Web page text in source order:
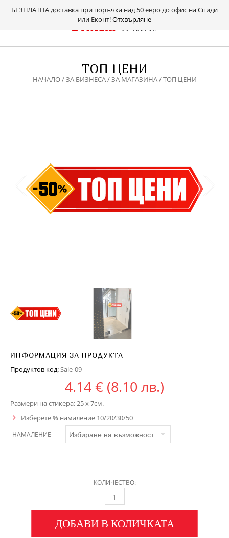
БЕЗПЛАТНА доставка при поръчка над 50 евро до офис на Спиди
или Еконт!Отхвърляне
ТОП ЦЕНИ
НАЧАЛО/ЗА БИЗНЕСА/ЗА МАГАЗИНА/ ТОП ЦЕНИ
ИНФОРМАЦИЯ ЗА ПРОДУКТА
Продуктов код:Sale-09
4.14€ (8.10 лв.)
Размери на стикера: 25 x 7см.
Изберете % намаление 10/20/30/50
НАМАЛЕНИЕ
КОЛИЧЕСТВО:
ДОБАВИ В КОЛИЧКАТА